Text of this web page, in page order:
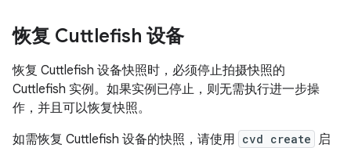
恢复 Cuttlefish 设备
恢复 Cuttlefish 设备快照时，必须停止拍摄快照的
Cuttlefish 实例。如果实例已停止，则无需执行进一步操
作，并且可以恢复快照。
如需恢复 Cuttlefish 设备的快照，请使用 cvd create 启